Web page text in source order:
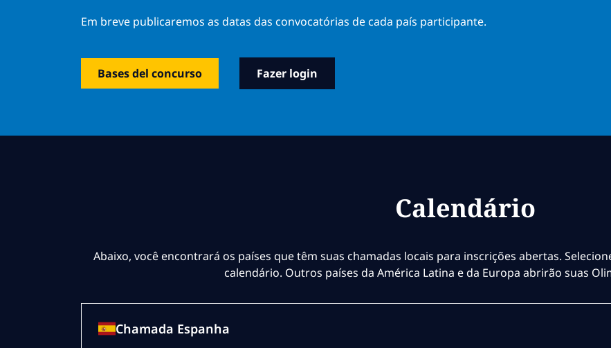
Em breve publicaremos as datas das convocatórias de cada país participante.
Bases del concurso Fazer login
Calendário
Abaixo, você encontrará os países que têm suas chamadas locais para inscrições abertas.
calendário. Outros países da América Latina e da Europa abrirão suas
Chamada Espanha